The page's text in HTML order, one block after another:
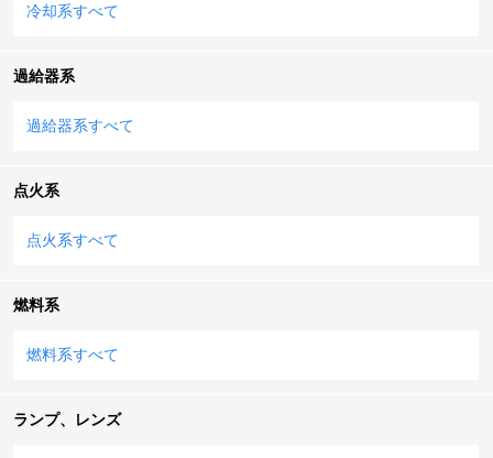
冷却系すべて
過給器系
過給器系すべて
点火系
点火系すべて
燃料系
燃料系すべて
ランプ、レンズ